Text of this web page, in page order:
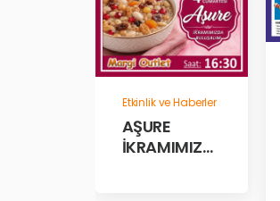
Etkinlik ve Haberler
AŞURE
İKRAMIMIZD